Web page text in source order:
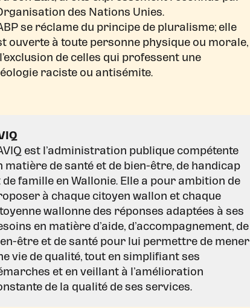
des Nations Unies.
se réclame du principe de pluralisme; elle
ouverte à toute personne physique ou morale,
de celles qui professent une
raciste ou antisémite.
est l’administration publique compétente
matière de santé et de bien-être, de handicap
famille en Wallonie. Elle a pour ambition de
à chaque citoyen wallon et chaque
wallonne des réponses adaptées à ses
en matière d’aide, d’accompagnement, de
être et de santé pour lui permettre de mener
vie de qualité, tout en simplifiant ses
et en veillant à l’amélioration
de la qualité de ses services.